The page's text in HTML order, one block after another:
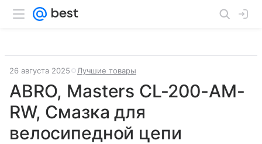
26 августа 2025 Лучшие товары
ABRO, Masters CL-200-AM-
RW, Смазка для
велосипедной цепи